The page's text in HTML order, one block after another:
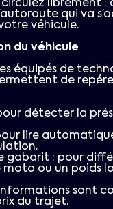
circulez librement :
qui va
véhicule.
du véhicule
équipés de
de
détecter la
lire
gabarit : pour
moto ou un poids
sont
du trajet.